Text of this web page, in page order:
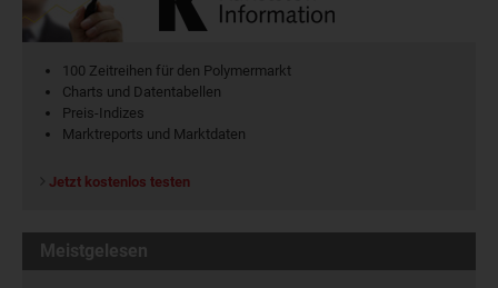
100 Zeitreihen für den Polymermarkt
Charts und Datentabellen
Preis-Indizes
Marktreports und Marktdaten
Jetzt kostenlos testen
Meistgelesen